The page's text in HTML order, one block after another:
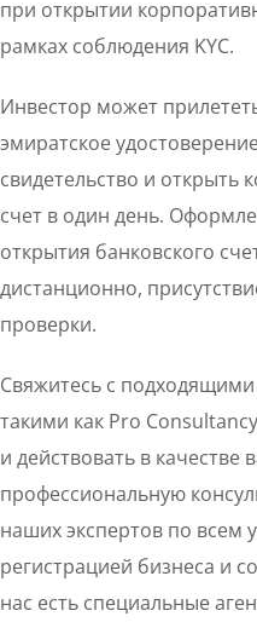
при открытии
рамках соблюдения KYC.
Инвестор может
эмиратское
свидетельство и открыть
счет в один день.
открытия банковского
дистанционно,
проверки.
Свяжитесь с
такими как Pro
и действовать в качестве
профессиональную
наших экспертов по всем
регистрацией бизнеса и
нас есть специальные